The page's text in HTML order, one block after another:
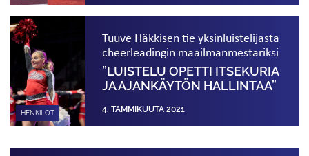
HENKILÖT
Tuuve Häkkisen tie yksinluistelijasta
cheerleadingin maailmanmestariksi
”LUISTELU OPETTI ITSEKURIA
JA AJANKÄYTÖN HALLINTAA”
4. TAMMIKUUTA 2021